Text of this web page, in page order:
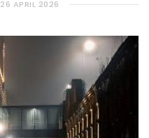
26 APRIL 2026